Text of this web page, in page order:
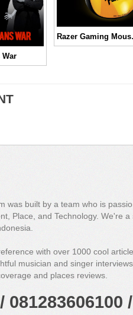
War
was built by a team who is
Place, and Technology. We're a
with over 1000 cool
musician and singer
and places reviews.